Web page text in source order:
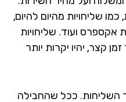
שליחויות מהיום להיום,
אקספרס ועוד. שליחויות
קצר, יהיו יקרות יותר
השליחות. ככל שהחבילה